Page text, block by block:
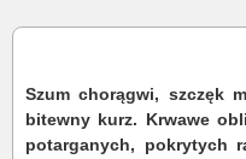
Szum chorągwi, szczęk
bitewny kurz. Krwawe
potarganych, pokrytych